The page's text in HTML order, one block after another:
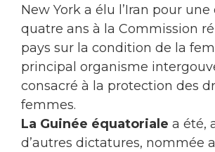
New York a élu l’Iran pour
quatre ans à la Commission
pays sur la condition de la
principal organisme
consacré à la protection des
femmes.
La Guinée équatoriale a été,
d’autres dictatures, nommée